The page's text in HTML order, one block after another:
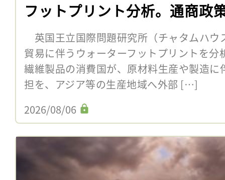
フットプリント分析。通商政
英国王立国際問題研究所（チャタムハウ
貿易に伴うウォーターフットプリントを
繊維製品の消費国が、原材料生産や製造
担を、アジア等の生産地域へ外部 […]
2026/08/06